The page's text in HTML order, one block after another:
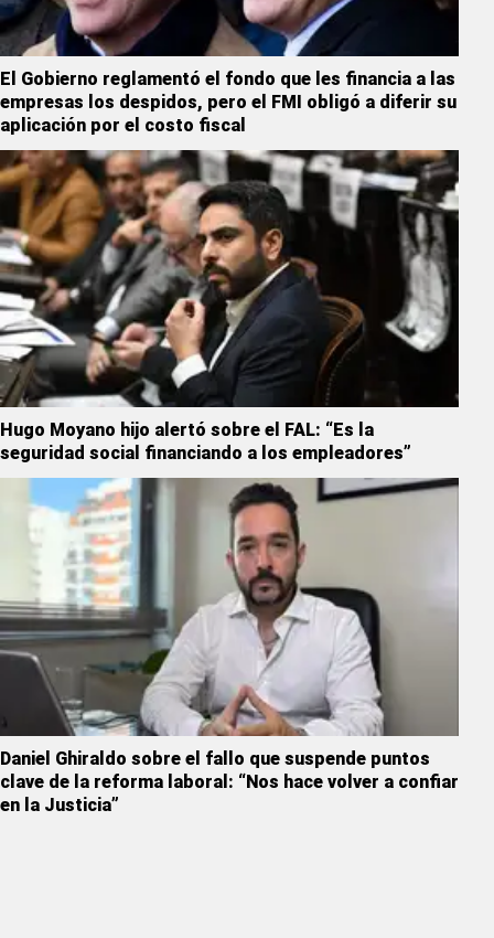
El Gobierno reglamentó el fondo que les financia a las
empresas los despidos, pero el FMI obligó a diferir su
aplicación por el costo fiscal
Hugo Moyano hijo alertó sobre el FAL: “Es la
seguridad social financiando a los empleadores”
Daniel Ghiraldo sobre el fallo que suspende puntos
clave de la reforma laboral: “Nos hace volver a confiar
en la Justicia”